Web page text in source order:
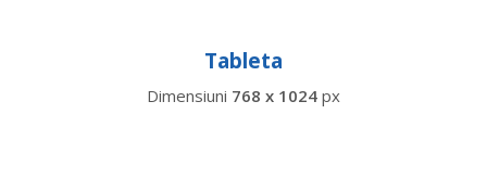
Tableta
Dimensiuni 768 x 1024px